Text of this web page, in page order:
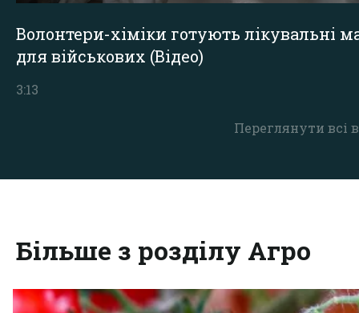
Переглянути всі
Волонтери-хіміки готують лікувальні
для військових (Відео)
3:13
Більше з розділу Агро